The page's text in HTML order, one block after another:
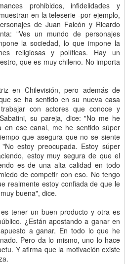
prohibidos, infidelidades y
en la teleserie -por ejemplo,
de Juan Falcón y Ricardo
"Ves un mundo de personajes
la sociedad, lo que impone la
religiosas y políticas. Hay un
que es muy chileno. No importa
en Chilevisión, pero además de
se ha sentido en su nueva casa
con actores que conoce y
su pareja, dice: "No me he
en ese canal, me he sentido súper
que asegura que no se siente
estoy preocupada. Estoy súper
estoy muy segura de que el
es de una alta calidad en todo
de competir con eso. No tengo
realmente estoy confiada de que le
buena", dice.
tener un buen producto y otra es
¿Están apostando a ganar en
a ganar. En todo lo que he
Pero da lo mismo, uno lo hace
Y afirma que la motivación existe